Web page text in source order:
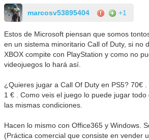
marcosv53895404 +1
Estos de Microsoft piensan que somos
en un sistema minoritario Call of Duty, si no
XBOX compite con PlayStation y como no
videojuegos lo hará así.
¿Quieres jugar a Call Of Duty en PS5? 70€
1 € . Como veis el juego lo puede jugar
las mismas condiciones.
Hacen lo mismo con Office365 y Windows.
(Práctica comercial que consiste en vender